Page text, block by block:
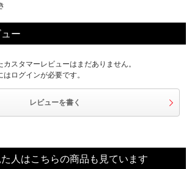
ー
スタマーレビューはまだありません。
ログインが必要です。
レビューを書く
人はこちらの商品も見ています